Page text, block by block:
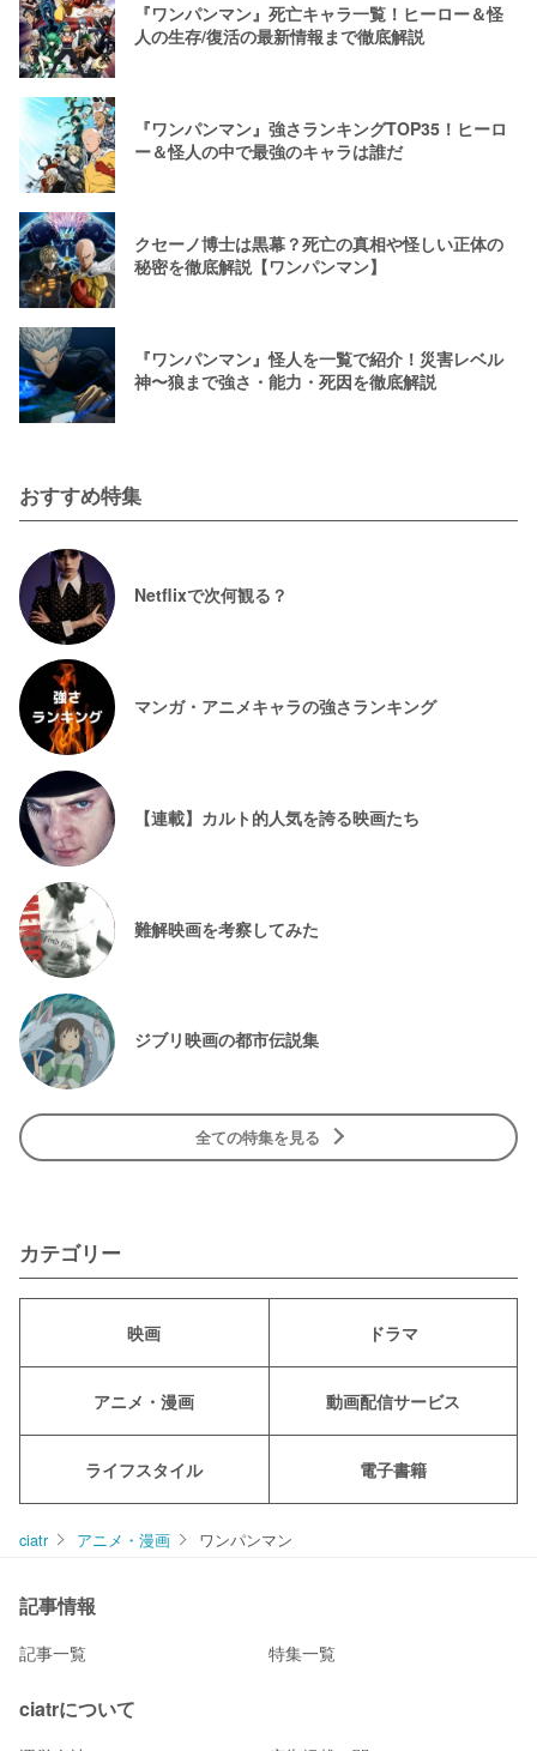
『ワンパンマン』死亡キャラ一覧！ヒーロー＆怪
人の生存/復活の最新情報まで徹底解説
『ワンパンマン』強さランキングTOP35！ヒーロ
ー＆怪人の中で最強のキャラは誰だ
クセーノ博士は黒幕？死亡の真相や怪しい正体の
秘密を徹底解説【ワンパンマン】
『ワンパンマン』怪人を一覧で紹介！災害レベル
神〜狼まで強さ・能力・死因を徹底解説
おすすめ特集
Netflixで次何観る？
マンガ・アニメキャラの強さランキング
【連載】カルト的人気を誇る映画たち
難解映画を考察してみた
ジブリ映画の都市伝説集
全ての特集を見る
カテゴリー
映画 ドラマ
アニメ・漫画 動画配信サービス
ライフスタイル 電子書籍
ciatr アニメ・漫画 ワンパンマン
記事情報
記事一覧 特集一覧
ciatrについて